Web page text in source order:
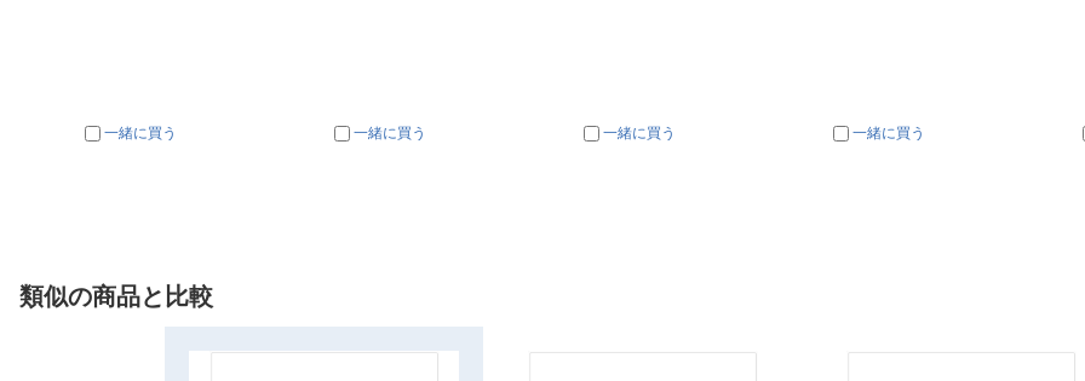
一緒に買う 一緒に買う 一緒に買う 一緒に買う
類似の商品と比較